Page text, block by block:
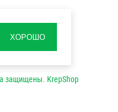
защищены. KrepShop
ХОРОШО